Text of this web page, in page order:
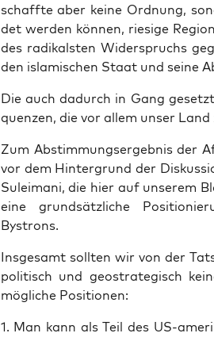
schaff­te aber kei­ne Ord­nung,
det wer­den kön­nen, rie­si­ge
des radi­kals­ten Wider­spruchs
den isla­mi­schen Staat und sei­ne
Die auch dadurch in Gang
quen­zen, die vor allem unser
Zum Abstim­mungs­er­geb­nis der
vor dem Hin­ter­grund der
Sulei­ma­ni, die hier auf unse­rem
eine grund­sätz­li­che
Bystrons.
Ins­ge­samt soll­ten wir von der
po­li­tisch und geo­stra­te­gisch
mög­li­che Positionen:
1. Man kann als Teil des US-